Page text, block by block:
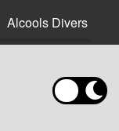
Alcools Divers